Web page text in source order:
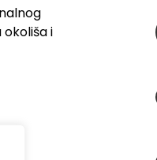
i